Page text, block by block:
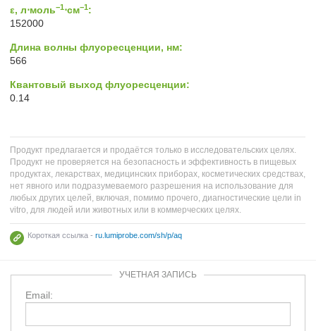
ε, л⋅моль−1⋅см−1:
152000
Длина волны флуоресценции, нм:
566
Квантовый выход флуоресценции:
0.14
Продукт предлагается и продаётся только в исследовательских целях.
Продукт не проверяется на безопасность и эффективность в пищевых
продуктах, лекарствах, медицинских приборах, косметических средствах,
нет явного или подразумеваемого разрешения на использование для
любых других целей, включая, помимо прочего, диагностические цели in
vitro, для людей или животных или в коммерческих целях.
Короткая ссылка - ru.lumiprobe.com/sh/p/aq
УЧЕТНАЯ ЗАПИСЬ
Email: